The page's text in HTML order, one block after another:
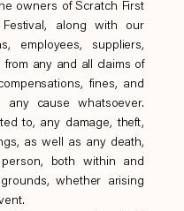
owners of Scratch First
along with our
employees, suppliers,
any and all claims of
fines, and
any cause whatsoever.
to, any damage, theft,
as well as any death,
both within and
whether arising